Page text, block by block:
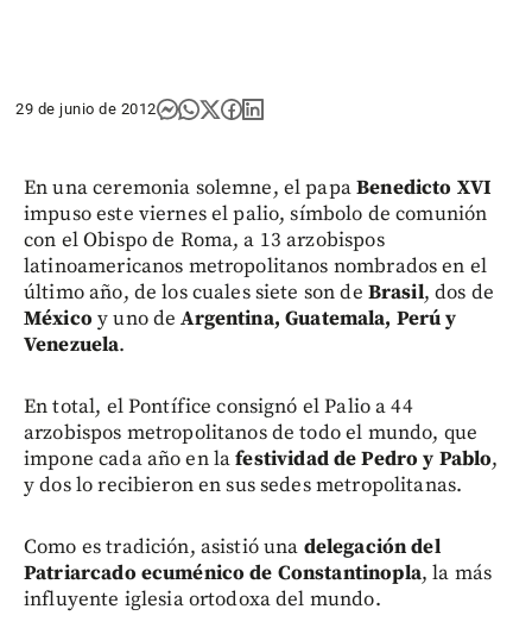
29 de junio de 2012
En una ceremonia solemne, el papaBenedicto XVI
impuso este viernes el palio, símbolo de comunión
con el Obispo de Roma, a 13 arzobispos
latinoamericanos metropolitanos nombrados en el
último año, de los cuales siete son de Brasil, dos de
México y uno deArgentina, Guatemala, Perú y
Venezuela.
En total, el Pontífice consignó el Palio a 44
arzobispos metropolitanos de todo el mundo, que
impone cada año en lafestividad de Pedro y Pablo,
y dos lo recibieron en sus sedes metropolitanas.
Como es tradición, asistió una delegación del
Patriarcado ecuménico de Constantinopla, la más
influyente iglesia ortodoxa del mundo.